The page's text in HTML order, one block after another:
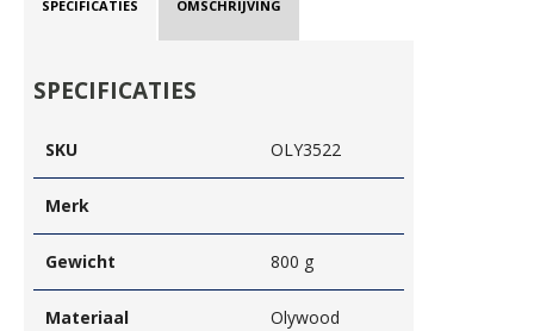
SPECIFICATIES OMSCHRIJVING
SPECIFICATIES
SKU OLY3522
Merk
Gewicht 800 g
Materiaal Olywood